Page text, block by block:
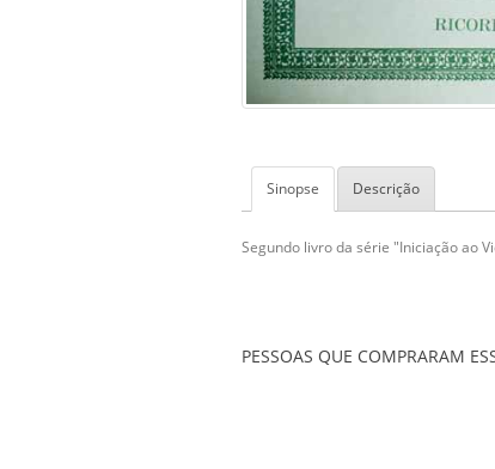
Sinopse Descrição
Segundo livro da série "Iniciação ao
PESSOAS QUE COMPRARAM